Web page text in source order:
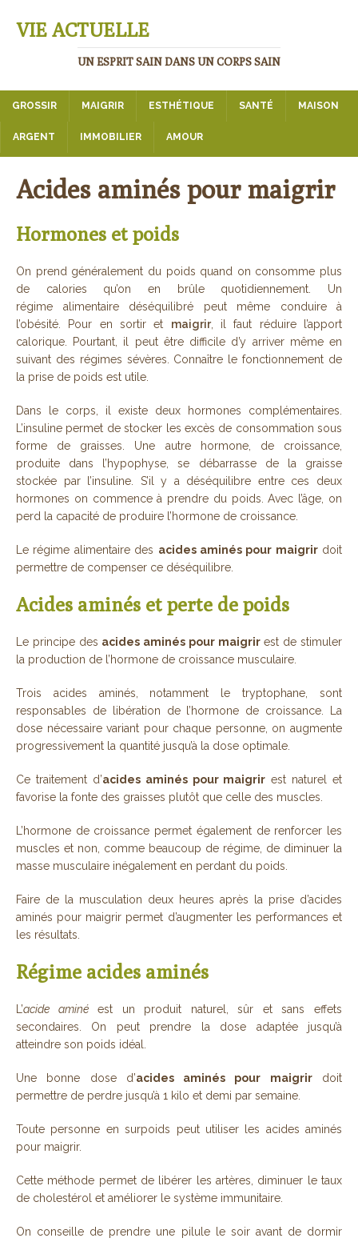
VIE ACTUELLE
UN ESPRIT SAIN DANS UN CORPS SAIN
GROSSIR MAIGRIR ESTHÉTIQUE SANTÉ MAISON
ARGENT IMMOBILIER AMOUR
Acides aminés pour maigrir
Hormones et poids
On prend généralement du poids quand on consomme plus
de calories qu’on en brûle quotidiennement. Un
régime alimentaire déséquilibré peut même conduire à
l’obésité. Pour en sortir et maigrir, il faut réduire l’apport
calorique. Pourtant, il peut être difficile d’y arriver même en
suivant des régimes sévères. Connaître le fonctionnement de
la prise de poids est utile.
Dans le corps, il existe deux hormones complémentaires.
L’insuline permet de stocker les excès de consommation sous
forme de graisses. Une autre hormone, de croissance,
produite dans l’hypophyse, se débarrasse de la graisse
stockée par l’insuline. S’il y a déséquilibre entre ces deux
hormones on commence à prendre du poids. Avec l’âge, on
perd la capacité de produire l’hormone de croissance.
Le régime alimentaire des acides aminés pour maigrirdoit
permettre de compenser ce déséquilibre.
Acides aminés et perte de poids
Le principe des acides aminés pour maigrirest de stimuler
la production de l’hormone de croissance musculaire.
Trois acides aminés, notamment le tryptophane, sont
responsables de libération de l’hormone de croissance. La
dose nécessaire variant pour chaque personne, on augmente
progressivement la quantité jusqu’à la dose optimale.
Ce traitement d’acides aminés pour maigrir est naturel et
favorise la fonte des graisses plutôt que celle des muscles.
L’hormone de croissance permet également de renforcer les
muscles et non, comme beaucoup de régime, de diminuer la
masse musculaire inégalement en perdant du poids.
Faire de la musculation deux heures après la prise d’acides
aminés pour maigrir permet d’augmenter les performances et
les résultats.
Régime acides aminés
L’acide aminéest un produit naturel, sûr et sans effets
secondaires. On peut prendre la dose adaptée jusqu’à
atteindre son poids idéal.
Une bonne dose d’acides aminés pour maigrirdoit
permettre de perdre jusqu’à 1 kilo et demi par semaine.
Toute personne en surpoids peut utiliser les acides aminés
pour maigrir.
Cette méthode permet de libérer les artères, diminuer le taux
de cholestérol et améliorer le système immunitaire.
On conseille de prendre une pilule le soir avant de dormir